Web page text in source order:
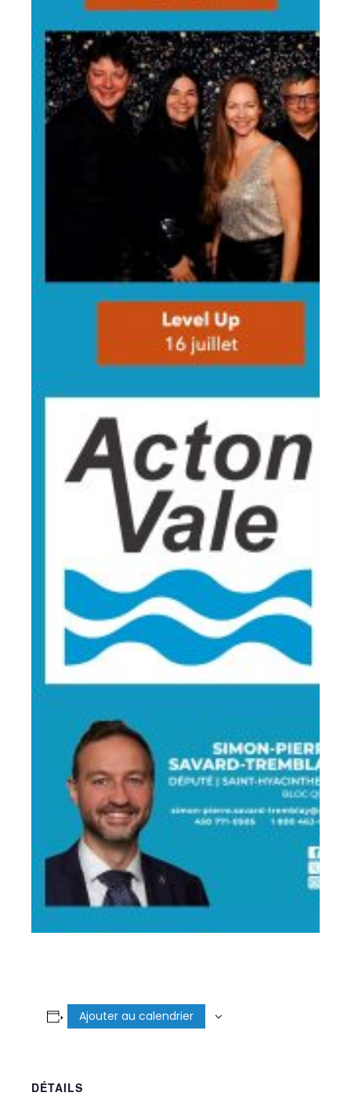
Ajouter au calendrier
DÉTAILS